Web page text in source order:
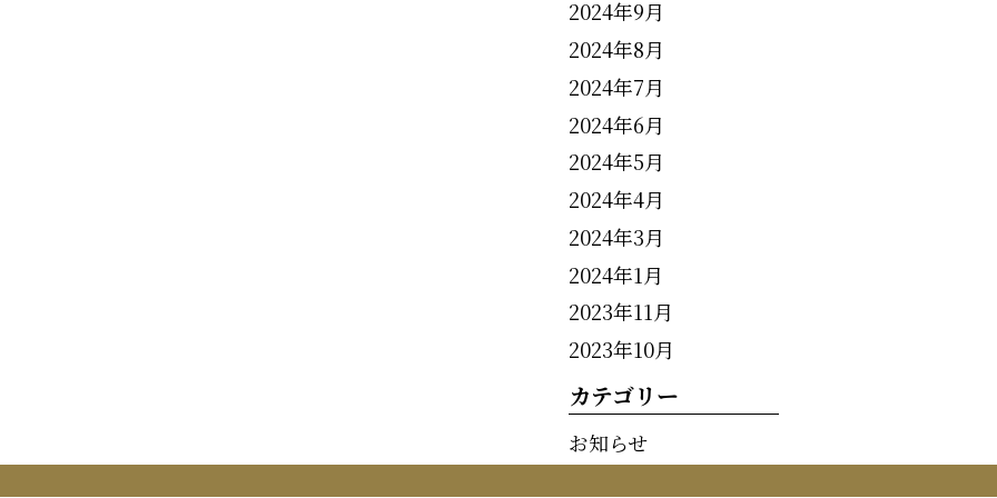
2024年9月
2024年8月
2024年7月
2024年6月
2024年5月
2024年4月
2024年3月
2024年1月
2023年11月
2023年10月
カテゴリー
お知らせ